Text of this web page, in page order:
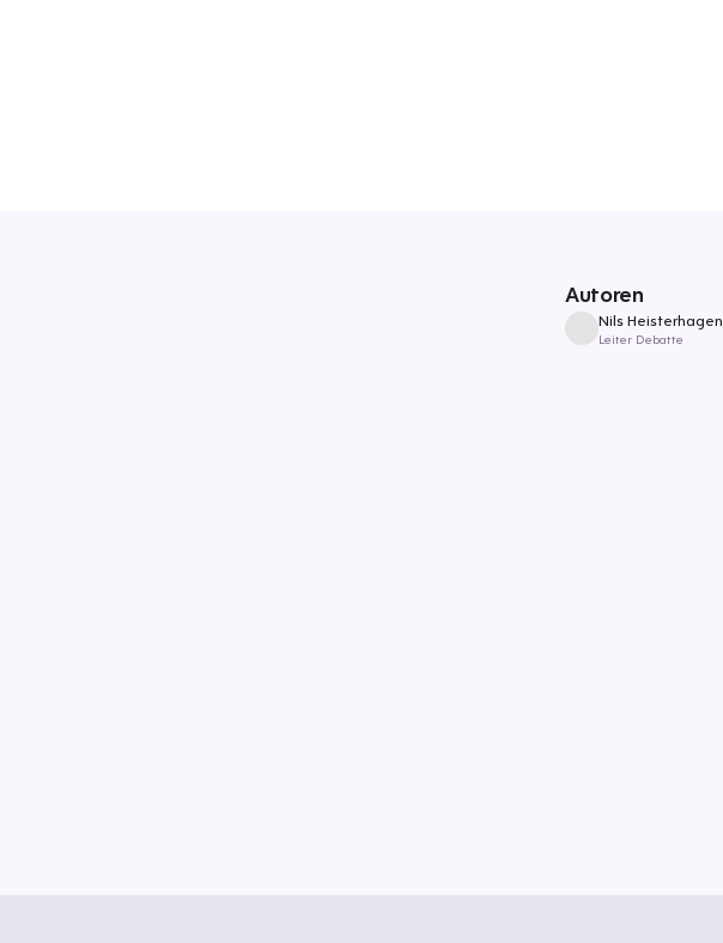
Autoren
Nils Heisterhagen
Leiter Debatte